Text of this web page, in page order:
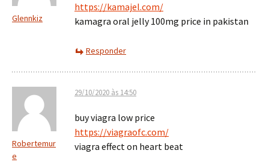
Glennkiz
https://kamajel.com/
kamagra oral jelly 100mg price in pakistan
Responder
Robertemur
e
29/10/2020 às 14:50
buy viagra low price
https://viagraofc.com/
viagra effect on heart beat